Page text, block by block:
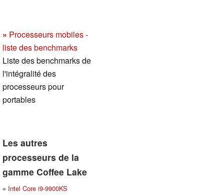
» Processeurs mobiles -
liste des benchmarks
Liste des benchmarks de
l'intégralité des
processeurs pour
portables
Les autres
processeurs de la
gamme Coffee Lake
» Intel Core i9-9900KS